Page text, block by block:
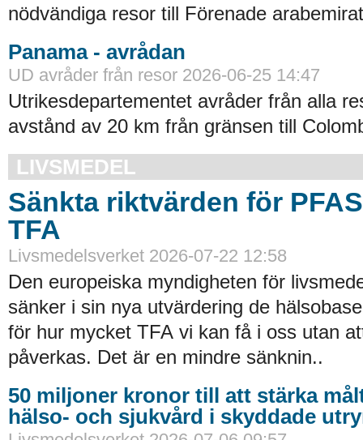
nödvändiga resor till Förenade
Panama - avrådan
UD avråder från resor 2026-06-25 14:47
Utrikesdepartementet avråder från alla
avstånd av 20 km från gränsen till
LIVSMEDEL
Sänkta riktvärden för
TFA
Livsmedelsverket 2026-07-22 12:58
Den europeiska myndigheten för
sänker i sin nya utvärdering de
för hur mycket TFA vi kan få i oss utan
påverkas. Det är en mindre sänknin..
50 miljoner kronor till att stärka
hälso- och sjukvård i skyddade